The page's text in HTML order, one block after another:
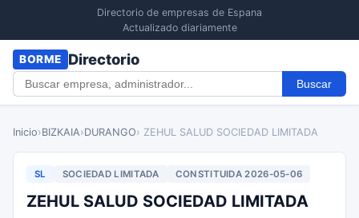
Directorio de empresas de Espana
Actualizado diariamente
BORME Directorio
Buscar
Inicio›BIZKAIA›DURANGO› ZEHUL SALUD SOCIEDAD LIMITADA
SL SOCIEDAD LIMITADA CONSTITUIDA 2026-05-06
ZEHUL SALUD SOCIEDAD LIMITADA